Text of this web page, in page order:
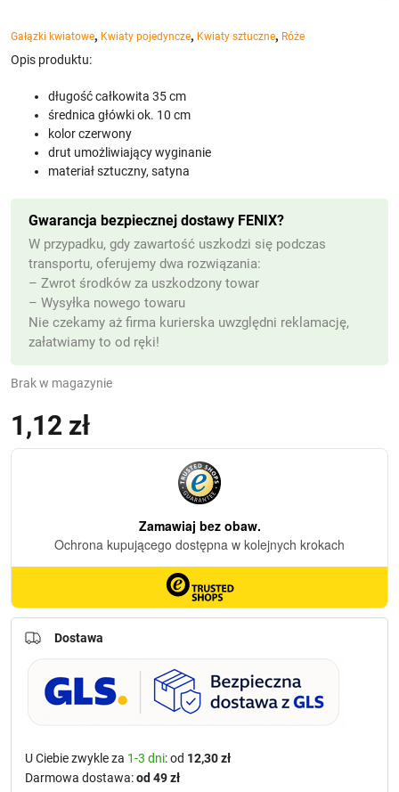
Gałązki kwiatowe, Kwiaty pojedyncze, Kwiaty sztuczne, Róże
1,12 zł
Opis produktu:
długość całkowita 35 cm
średnica główki ok. 10 cm
kolor czerwony
drut umożliwiający wyginanie
materiał sztuczny, satyna
Brak w magazynie
Gwarancja bezpiecznej dostawy FENIX?
W przypadku, gdy zawartość uszkodzi się podczas
transportu, oferujemy dwa rozwiązania:
– Zwrot środków za uszkodzony towar
– Wysyłka nowego towaru
Nie czekamy aż firma kurierska uwzględni reklamację,
załatwiamy to od ręki!
Dostawa
U Ciebie zwykle za 1-3 dni: od 12,30 zł
Darmowa dostawa:od 49 zł